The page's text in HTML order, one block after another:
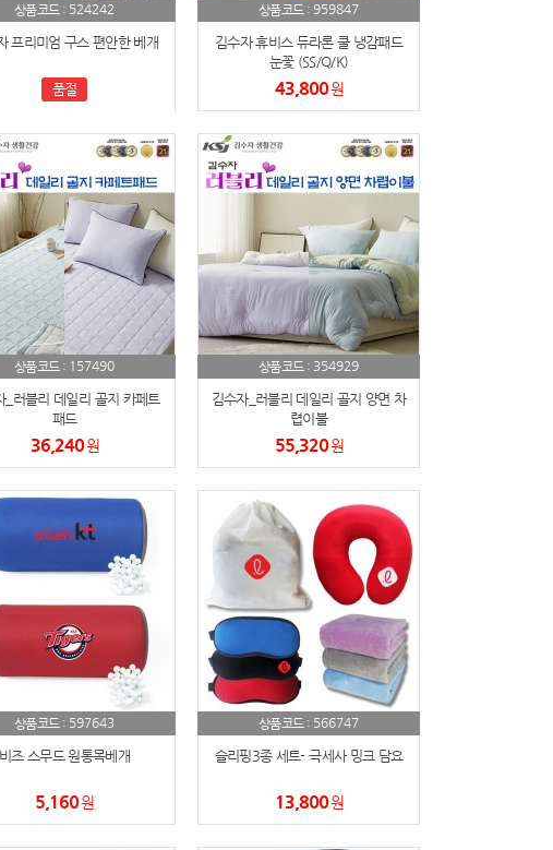
상품코드 : 524242
프리미엄 구스 편안한 베개
품절
상품코드 : 959847
김수자 휴비스 듀라론 쿨 냉감패드
눈꽃 (SS/Q/K)
43,800원
상품코드 : 157490
_러블리 데일리 골지 카페트
패드
36,240원
상품코드 : 354929
김수자_러블리 데일리 골지 양면 차
렵이불
55,320원
상품코드 : 597643
비즈 스무드 원통목베개
5,160원
상품코드 : 566747
슬리핑3종 세트- 극세사 밍크 담요
13,800원